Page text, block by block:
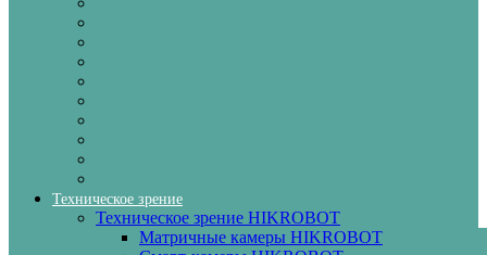
Техническое зрение
Техническое зрение HIKROBOT
Матричные камеры HIKROBOT